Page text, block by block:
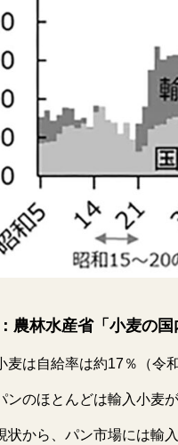
農林水産省「小麦の国
麦は自給率は約17％（令
ンのほとんどは輸入小麦
状から、パン市場には輸